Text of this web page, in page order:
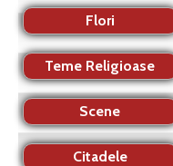
Flori
Teme Religioase
Scene
Citadele